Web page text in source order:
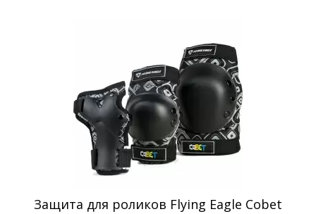
Защита для роликов Flying Eagle Cobet